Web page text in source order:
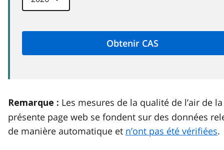
Remarque : Les mesures de la qualité de l’air de la
présente page web se fondent sur des données
de manière automatique et n’ont pas été vérifiées.